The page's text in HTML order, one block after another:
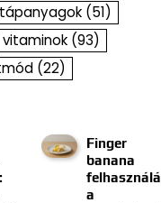
tápanyagok (51)
vitaminok (93)
(22)
Finger
banana
a